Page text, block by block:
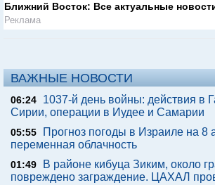
Ближний Восток: Все актуальные
Реклама
ВАЖНЫЕ НОВОСТИ
06:24
1037-й день войны: действия в
Сирии, операции в Иудее и Самарии
05:55
Прогноз погоды в Израиле на 8
переменная облачность
01:49
В районе кибуца Зиким, около
повреждено заграждение. ЦАХАЛ